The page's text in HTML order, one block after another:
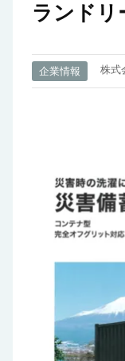
ランドリ
企業情報 株式